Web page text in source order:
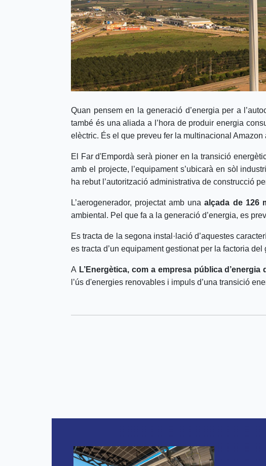
Quan pensem en la generació d’energia per a
també és una aliada a l’hora de produir energia
elèctric. És el que preveu fer la multinacional Amazon
El Far d'Empordà serà pioner en la transició
amb el projecte, l’equipament s’ubicarà en sòl
ha rebut l’autorització administrativa de construcció
L’aerogenerador, projectat amb unaalçada de 126
ambiental. Pel que fa a la generació d’energia, es
Es tracta de la segona instal·lació d’aquestes
es tracta d’un equipament gestionat per la factoria
A L’Energètica, com a empresa pública d’energia
l’ús d'energies renovables i impuls d’una transició